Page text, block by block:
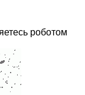
роботом